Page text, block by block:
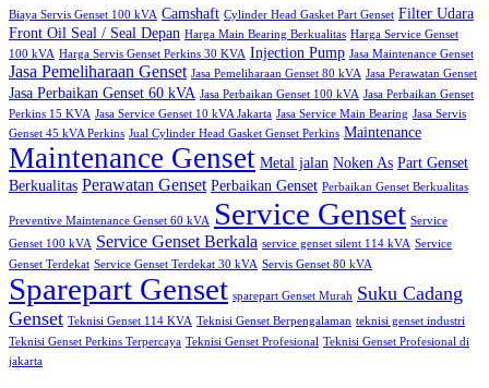
Biaya Servis Genset 100 kVA Camshaft Cylinder Head Gasket Part Genset Filter Udara
Front Oil Seal / Seal Depan Harga Main Bearing Berkualitas Harga Service Genset
100 kVA Harga Servis Genset Perkins 30 KVA Injection Pump Jasa Maintenance Genset
Jasa Pemeliharaan Genset Jasa Pemeliharaan Genset 80 kVA Jasa Perawatan Genset
Jasa Perbaikan Genset 60 kVA Jasa Perbaikan Genset 100 kVA Jasa Perbaikan Genset
Perkins 15 KVA Jasa Service Genset 10 kVA Jakarta Jasa Service Main Bearing Jasa Servis
Genset 45 kVA Perkins Jual Cylinder Head Gasket Genset Perkins Maintenance
Maintenance Genset Metal jalan Noken As Part Genset
Berkualitas Perawatan Genset Perbaikan Genset Perbaikan Genset Berkualitas
Preventive Maintenance Genset 60 kVA Service Genset Service
Genset 100 kVA Service Genset Berkala service genset silent 114 kVA Service
Genset Terdekat Service Genset Terdekat 30 kVA Servis Genset 80 kVA
Sparepart Genset sparepart Genset Murah Suku Cadang
Genset Teknisi Genset 114 KVA Teknisi Genset Berpengalaman teknisi genset industri
Teknisi Genset Perkins Terpercaya Teknisi Genset Profesional Teknisi Genset Profesional di
jakarta